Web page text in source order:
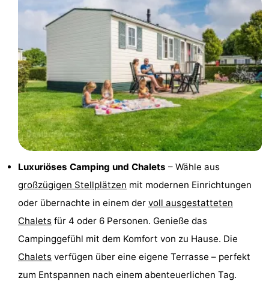
Denkmäler
Mühlen
Leuchtturme
Aussichtspunkte
Attraktionen
Spielplätze
-
Indoor-
Spielplätze
Bowling
Minigolfplätze
Wellness-
Zentren
Dörfer
Luxuriöses Camping und Chalets – Wähle aus
großzügigen Stellplätzen mit modernen Einrichtungen
oder übernachte in einem der voll ausgestatteten
Chalets für 4 oder 6 Personen. Genieße das
Campinggefühl mit dem Komfort von zu Hause. Die
Chalets verfügen über eine eigene Terrasse – perfekt
zum Entspannen nach einem abenteuerlichen Tag.